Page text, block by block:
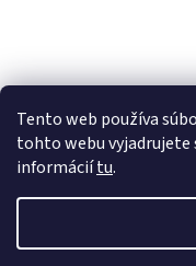
Tento web používa
tohto webu vyjadrujete
informáciítu.